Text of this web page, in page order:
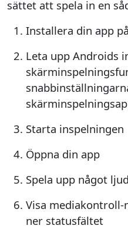
sättet att spela in en
Installera din app
Leta upp Androids
Starta inspelningen
Öppna din app
Spela upp något
Visa
ner statusfältet